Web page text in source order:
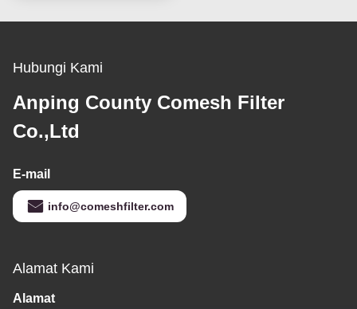
Hubungi Kami
Anping County Comesh Filter
Co.,Ltd
E-mail
info@comeshfilter.com
Alamat Kami
Alamat